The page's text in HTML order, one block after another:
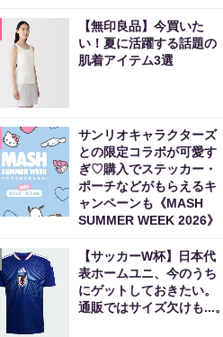
【無印良品】今買いた
い！夏に活躍する話題の
肌着アイテム3選
サンリオキャラクターズ
との限定コラボが可愛す
ぎ♡購入でステッカー・
ポーチなどがもらえるキ
ャンペーンも《MASH
SUMMER WEEK 2026》
【サッカーW杯】日本代
表ホームユニ、今のうち
にゲットしておきたい。
通販ではサイズ欠けも...。